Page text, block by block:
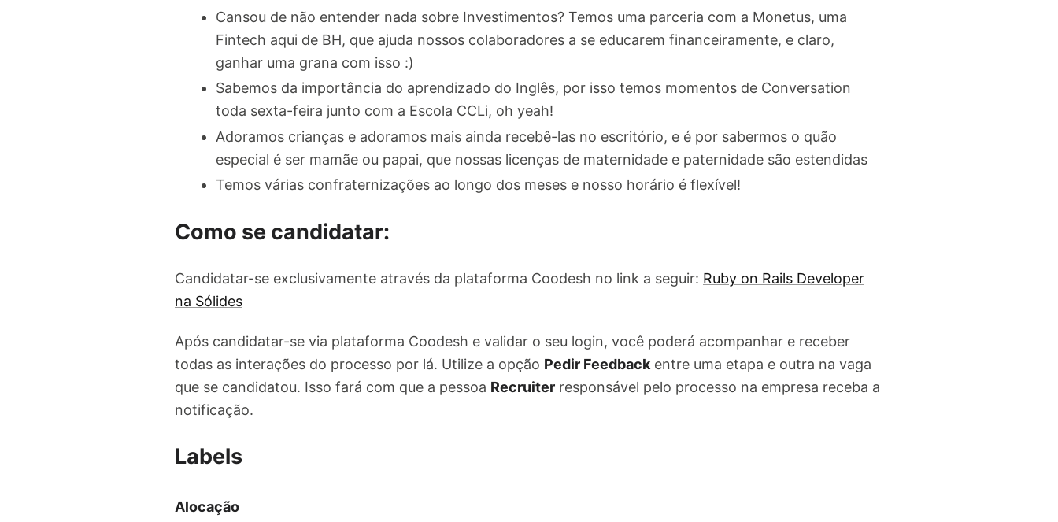
Cansou de não entender nada sobre Investimentos? Temos uma parceria com a Monetus, uma
Fintech aqui de BH, que ajuda nossos colaboradores a se educarem financeiramente, e claro,
ganhar uma grana com isso :)
Sabemos da importância do aprendizado do Inglês, por isso temos momentos de Conversation
toda sexta-feira junto com a Escola CCLi, oh yeah!
Adoramos crianças e adoramos mais ainda recebê-las no escritório, e é por sabermos o quão
especial é ser mamãe ou papai, que nossas licenças de maternidade e paternidade são estendidas
Temos várias confraternizações ao longo dos meses e nosso horário é flexível!
Como se candidatar:
Candidatar-se exclusivamente através da plataforma Coodesh no link a seguir: Ruby on Rails Developer
na Sólides
Após candidatar-se via plataforma Coodesh e validar o seu login, você poderá acompanhar e receber
todas as interações do processo por lá. Utilize a opção Pedir Feedback entre uma etapa e outra na vaga
que se candidatou. Isso fará com que a pessoa Recruiter responsável pelo processo na empresa receba a
notificação.
Labels
Alocação